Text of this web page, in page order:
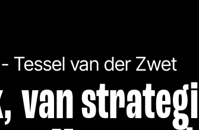
Tessel van der Zwet
van